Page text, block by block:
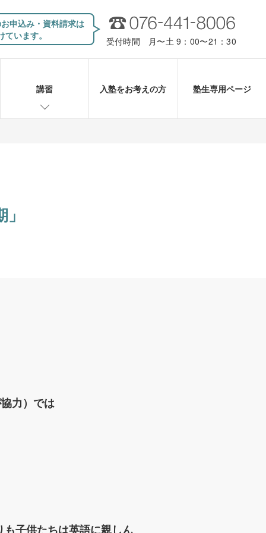
申込み・資料請求は
います。
受付時間 月〜土 9：00〜21：30
講習 入塾をお考えの方 塾生専用ページ
力）では
子供たちは英語に親しん